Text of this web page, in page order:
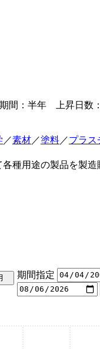
間：半年 上昇日
／素材／塗料／プラス
各種用途の製品を製
期間指定